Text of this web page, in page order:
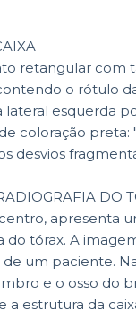
retangular com
o rótulo
lateral esquerda
coloração
desvios
DO
apresenta
do tórax. A
um paciente.
e o osso do
a estrutura da